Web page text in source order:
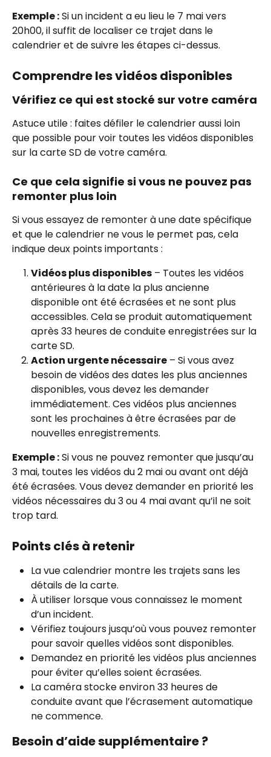
Exemple : Si un incident a eu lieu le 7 mai vers
20h00, il suffit de localiser ce trajet dans le
calendrier et de suivre les étapes ci-dessus.
Comprendre les vidéos disponibles
Vérifiez ce qui est stocké sur votre caméra
Astuce utile : faites défiler le calendrier aussi loin
que possible pour voir toutes les vidéos disponibles
sur la carte SD de votre caméra.
Ce que cela signifie si vous ne pouvez pas
remonter plus loin
Si vous essayez de remonter à une date spécifique
et que le calendrier ne vous le permet pas, cela
indique deux points importants :
Vidéos plus disponibles – Toutes les vidéos
antérieures à la date la plus ancienne
disponible ont été écrasées et ne sont plus
accessibles. Cela se produit automatiquement
après 33 heures de conduite enregistrées sur la
carte SD.
Action urgente nécessaire – Si vous avez
besoin de vidéos des dates les plus anciennes
disponibles, vous devez les demander
immédiatement. Ces vidéos plus anciennes
sont les prochaines à être écrasées par de
nouvelles enregistrements.
Exemple : Si vous ne pouvez remonter que jusqu’au
3 mai, toutes les vidéos du 2 mai ou avant ont déjà
été écrasées. Vous devez demander en priorité les
vidéos nécessaires du 3 ou 4 mai avant qu’il ne soit
trop tard.
Points clés à retenir
La vue calendrier montre les trajets sans les
détails de la carte.
À utiliser lorsque vous connaissez le moment
d’un incident.
Vérifiez toujours jusqu’où vous pouvez remonter
pour savoir quelles vidéos sont disponibles.
Demandez en priorité les vidéos plus anciennes
pour éviter qu’elles soient écrasées.
La caméra stocke environ 33 heures de
conduite avant que l’écrasement automatique
ne commence.
Besoin d’aide supplémentaire ?